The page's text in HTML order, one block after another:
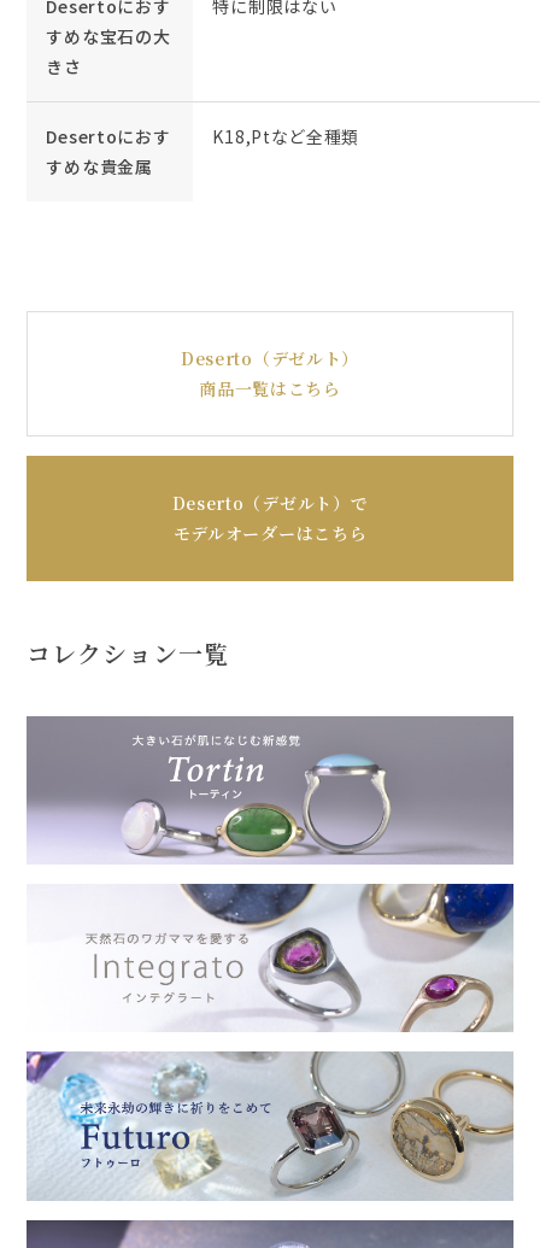
Desertoにおす
すめな宝石の大
きさ
特に制限はない
Desertoにおす
すめな貴金属
K18,Ptなど全種類
Deserto（デゼルト）
商品一覧はこちら
Deserto（デゼルト）で
モデルオーダーはこちら
コレクション一覧